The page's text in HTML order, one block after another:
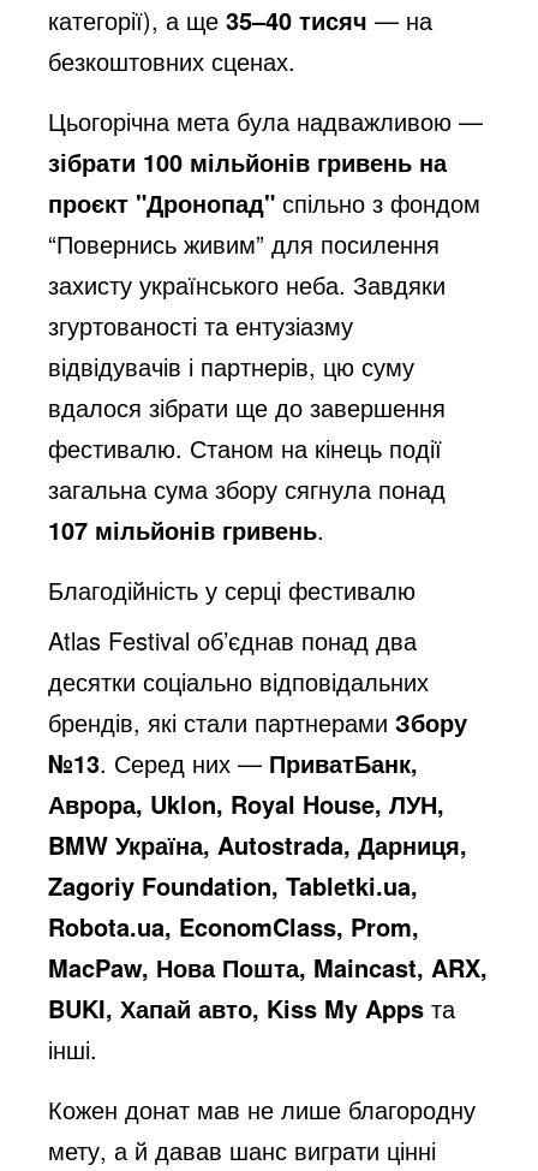
категорії), а ще35–40 тисяч — на
безкоштовних сценах.
Цьогорічна мета була надважливою —
зібрати 100 мільйонів гривень на
проєкт "Дронопад" спільно з фондом
“Повернись живим” для посилення
захисту українського неба. Завдяки
згуртованості та ентузіазму
відвідувачів і партнерів, цю суму
вдалося зібрати ще до завершення
фестивалю. Станом на кінець події
загальна сума збору сягнула понад
107 мільйонів гривень.
Благодійність у серці фестивалю
Atlas Festival об’єднав понад два
десятки соціально відповідальних
брендів, які стали партнерамиЗбору
№13. Серед них — ПриватБанк,
Аврора, Uklon, Royal House, ЛУН,
BMW Україна, Autostrada, Дарниця,
Zagoriy Foundation,Tabletki.ua,
Robota.ua, EconomClass, Prom,
MacPaw, Нова Пошта, Maincast, ARX,
BUKI, Хапай авто, Kiss My Apps та
інші.
Кожен донат мав не лише благородну
мету, а й давав шанс виграти цінні